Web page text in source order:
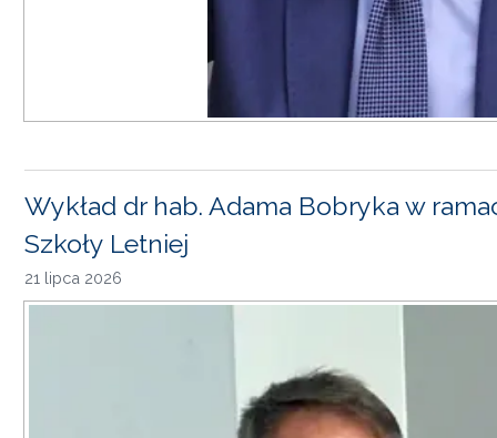
Wykład dr hab. Adama Bobryka w
Szkoły Letniej
21 lipca 2026